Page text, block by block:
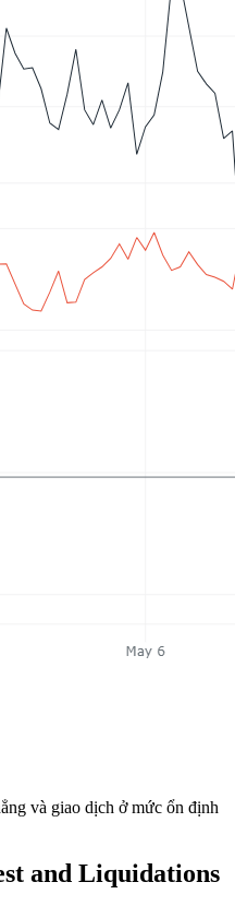
và giao dịch ở mức ổn định
and Liquidations